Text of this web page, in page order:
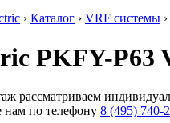
› Каталог › VRF системы ›
PKFY-P63
рассматриваем
нам по телефону 8 (495) 740-